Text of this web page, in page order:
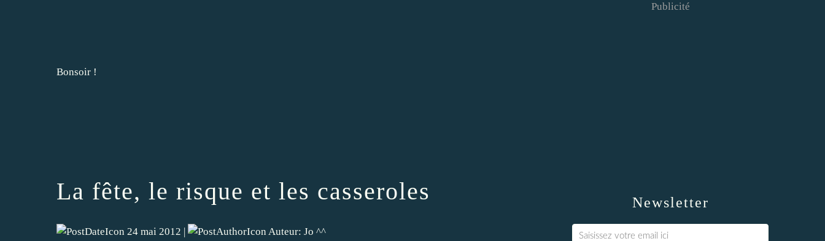
Bonsoir !
La fête, le risque et les casseroles
24 mai 2012 | Auteur: Jo ^^
Newsletter
Publicité